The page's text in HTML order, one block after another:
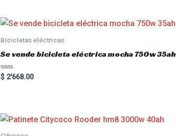
o
u
5
Bicicletas eléctricas
Se vende bicicleta eléctrica mocha 750w 35ah
R
a
o
u
o
$ 2'668.00